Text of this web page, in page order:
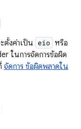
ตั้งค่าเป็น eio หรือ
ในการจัดการข้อผิด
จัดการ ข้อผิดพลาดใน